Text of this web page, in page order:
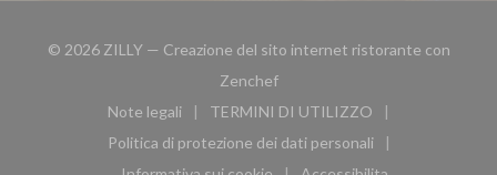
© 2026 ZILLY — Creazione del sito internet ristorante con
Zenchef((apre una nuova finestra))
Note legali
((apre una nuova finestra))
TERMINI DI UTILIZZO
((apre una nuova finestra))
Politica di protezione dei dati personali
((apre una nuova finestra))